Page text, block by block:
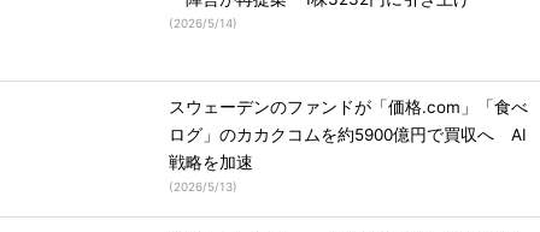
(2026/5/14)
スウェーデンのファンドが「価格.com」「食べ
ログ」のカカクコムを約5900億円で買収へ AI
戦略を加速
(2026/5/13)